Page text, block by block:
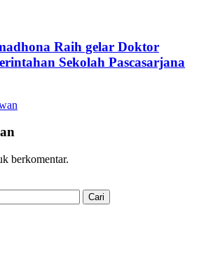
Raih gelar Doktor
Sekolah Pascasarjana
berkomentar.